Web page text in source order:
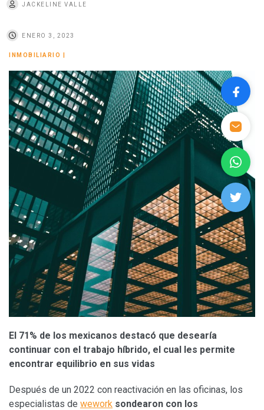
JACKELINE VALLE
ENERO 3, 2023
INMOBILIARIO
El 71% de los mexicanos destacó que desearía
continuar con el trabajo híbrido, el cual les permite
encontrar equilibrio en sus vidas
Después de un 2022 con reactivación en las oficinas, los
especialistas de wework sondearon con los